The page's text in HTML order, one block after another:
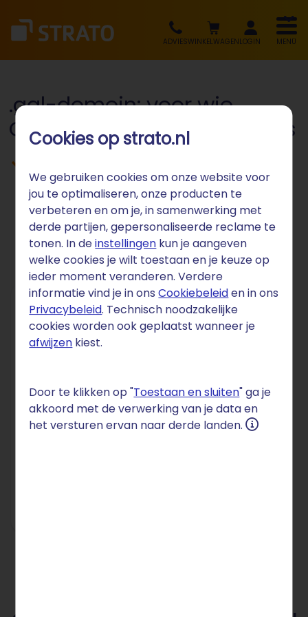
Cookies op strato.nl
We gebruiken cookies om onze website voor
jou te optimaliseren, onze producten te
verbeteren en om je, in samenwerking met
derde partijen, gepersonaliseerde reclame te
tonen. In deinstellingen kun je aangeven
welke cookies je wilt toestaan en je keuze op
ieder moment veranderen. Verdere
informatie vind je in onsCookiebeleiden in ons
Privacybeleid. Technisch noodzakelijke
cookies worden ook geplaatst wanneer je
afwijzen kiest.
Door te klikken op "Toestaan en sluiten" ga je
akkoord met de verwerking van je data en
het versturen ervan naar derde landen.
ADVIESWINKELWAGENLOGIN MENÜ
.gal-domein: voor wie
Galicisch spreekt en trots is
instellingen en de Galicische
gemeenschap
DOMEIN
€ 84
per jaar